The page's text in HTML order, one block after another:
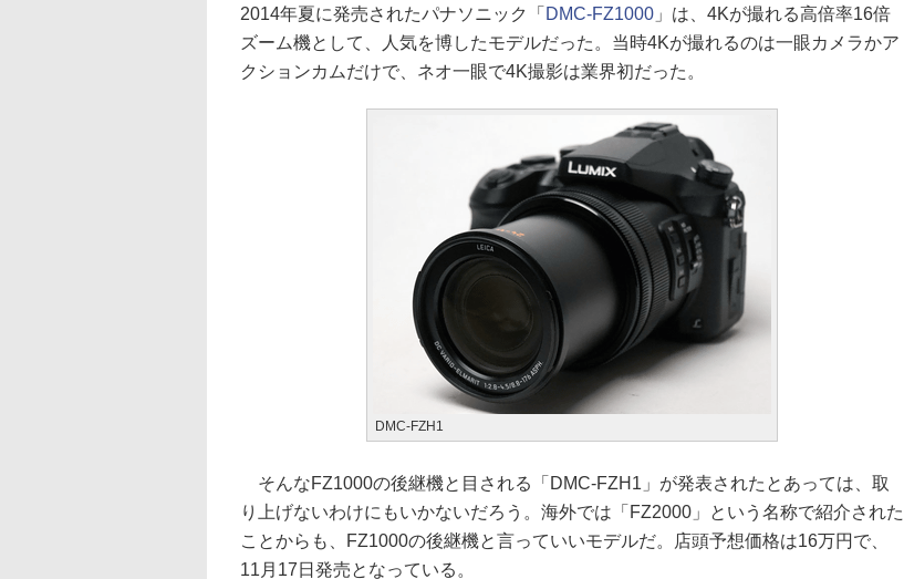
2014年夏に発売されたパナソニック「 DMC-FZ1000 」は、4Kが撮れる高倍率16倍
ズーム機として、人気を博したモデルだった。当時4Kが撮れるのは一眼カメラかア
クションカムだけで、ネオ一眼で4K撮影は業界初だった。
DMC-FZH1
そんなFZ1000の後継機と目される「DMC-FZH1」が発表されたとあっては、取
り上げないわけにもいかないだろう。海外では「FZ2000」という名称で紹介された
ことからも、FZ1000の後継機と言っていいモデルだ。店頭予想価格は16万円で、
11月17日発売となっている。